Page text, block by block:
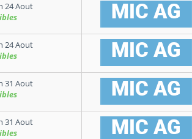
24 Aout
24 Aout
31 Aout
31 Aout